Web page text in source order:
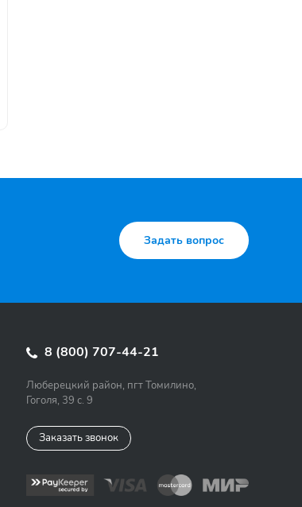
Задать вопрос
8 (800) 707-44-21
Люберецкий район, пгт Томилино,
Гоголя, 39 с. 9
Заказать звонок